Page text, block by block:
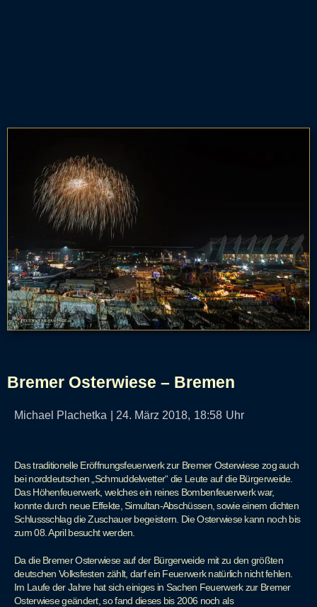
Bremer Osterwiese – Bremen
Michael Plachetka 24. März 2018, 18:58 Uhr
Das traditionelle Eröffnungsfeuerwerk zur Bremer Osterwiese zog auch
bei norddeutschen „Schmuddelwetter“ die Leute auf die Bürgerweide.
Das Höhenfeuerwerk, welches ein reines Bombenfeuerwerk war,
konnte durch neue Effekte, Simultan-Abschüssen, sowie einem dichten
Schlussschlag die Zuschauer begeistern. Die Osterwiese kann noch bis
zum 08. April besucht werden.
Da die Bremer Osterwiese auf der Bürgerweide mit zu den größten
deutschen Volksfesten zählt, darf ein Feuerwerk natürlich nicht fehlen.
Im Laufe der Jahre hat sich einiges in Sachen Feuerwerk zur Bremer
Osterwiese geändert, so fand dieses bis 2006 noch als